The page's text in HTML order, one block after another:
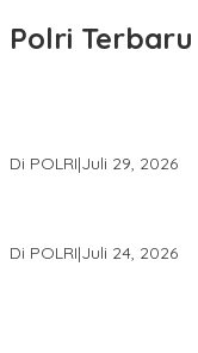
Polri Terbaru
Di POLRI|Juli 29, 2026
Di POLRI|Juli 24, 2026